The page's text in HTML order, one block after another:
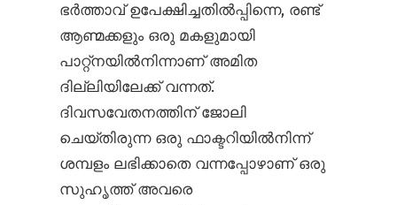
ഭർത്താവ് ഉപേക്ഷിച്ചതിൽ‌പ്പിന്നെ, രണ്ട്
ആണ്മക്കളും ഒരു മകളുമായി
പാറ്റ്നയിൽനിന്നാണ് അമിത
ദില്ലിയിലേക്ക് വന്നത്.
ദിവസവേതനത്തിന് ജോലി
ചെയ്തിരുന്ന ഒരു ഫാക്ടറിയിൽനിന്ന്
ശമ്പളം ലഭിക്കാതെ വന്നപ്പോഴാണ് ഒരു
സുഹൃത്ത് അവരെ